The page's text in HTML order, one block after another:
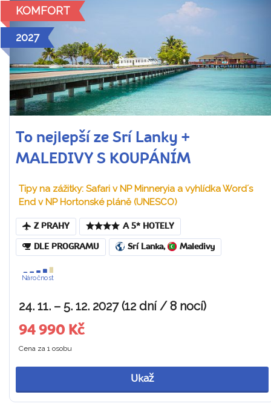
KOMFORT
2027
To nejlepší ze Srí Lanky +
MALEDIVY S KOUPÁNÍM
Tipy na zážitky: Safari v NP Minneryia a vyhlídka Word´s
End v NP Hortonské pláně (UNESCO)
Z PRAHY A 5* HOTELY
DLE PROGRAMU Srí Lanka, Maledivy
Náročnost
24. 11. – 5. 12. 2027 (12 dní / 8 nocí)
94 990 Kč
Cena za 1 osobu
Ukaž